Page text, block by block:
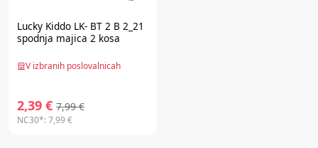
Lucky Kiddo LK- BT 2 B 2_21
spodnja majica 2 kosa
V izbranih poslovalnicah
2,39 € 7,99 €
NC30*:7,99 €